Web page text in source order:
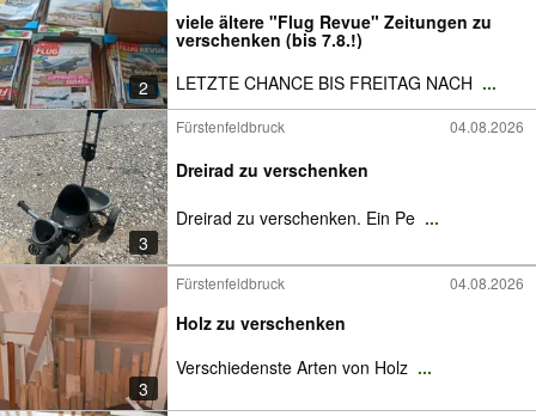
2
viele ältere "Flug Revue" Zeitungen zu
verschenken (bis 7.8.!)
LETZTE CHANCE BIS FREITAG NACH ...
3
Fürstenfeldbruck 04.08.2026
Dreirad zu verschenken
Dreirad zu verschenken. Ein Pe ...
3
Fürstenfeldbruck 04.08.2026
Holz zu verschenken
Verschiedenste Arten von Holz ...